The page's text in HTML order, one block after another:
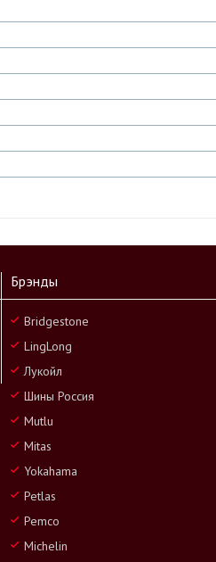
Брэнды
Bridgestone
LingLong
Лукойл
Шины Россия
Mutlu
Mitas
Yokahama
Petlas
Pemco
Michelin